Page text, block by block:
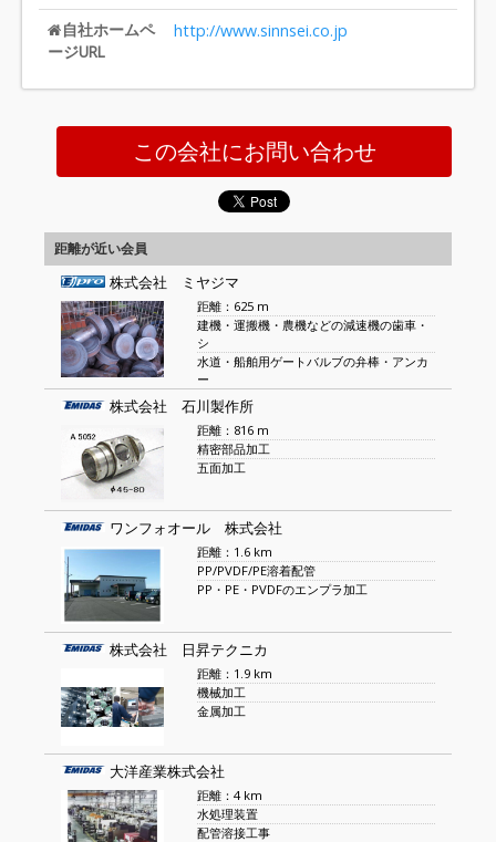
自社ホームペ
ージURL
http://www.sinnsei.co.jp
この会社にお問い合わせ
距離が近い会員
株式会社 ミヤジマ
距離：625 m
建機・運搬機・農機などの減速機の歯車・
シ
水道・船舶用ゲートバルブの弁棒・アンカ
ー
株式会社 石川製作所
距離：816 m
精密部品加工
五面加工
ワンフォオール 株式会社
距離：1.6 km
PP/PVDF/PE溶着配管
PP・PE・PVDFのエンプラ加工
株式会社 日昇テクニカ
距離：1.9 km
機械加工
金属加工
大洋産業株式会社
距離：4 km
水処理装置
配管溶接工事